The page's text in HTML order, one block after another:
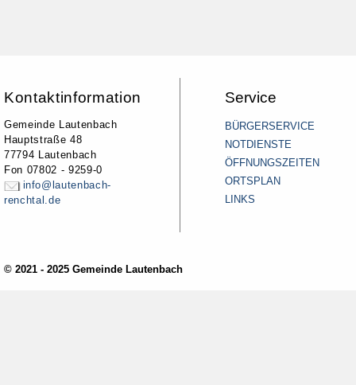
Kontaktinformation
Gemeinde Lautenbach
Hauptstraße 48
77794 Lautenbach
Fon 07802 - 9259-0
info@lautenbach-
renchtal.de
Service
BÜRGERSERVICE
NOTDIENSTE
ÖFFNUNGSZEITEN
ORTSPLAN
LINKS
© 2021 - 2025 Gemeinde Lautenbach